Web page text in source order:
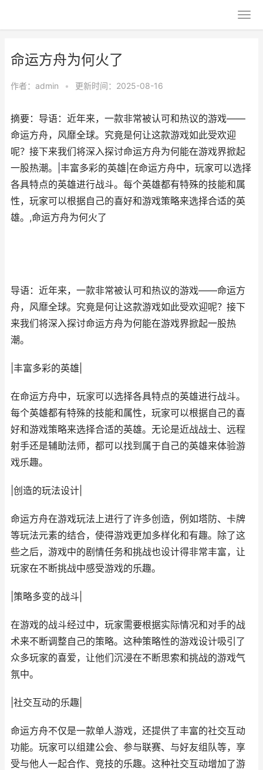
命运方舟为何火了
作者： admin • 更新时间：2025-08-16
摘要：导语：近年来，一款非常被认可和热议的游戏——
命运方舟，风靡全球。究竟是何让这款游戏如此受欢迎
呢？接下来我们将深入探讨命运方舟为何能在游戏界掀起
一股热潮。|丰富多彩的英雄|在命运方舟中，玩家可以选择
各具特点的英雄进行战斗。每个英雄都有特殊的技能和属
性，玩家可以根据自己的喜好和游戏策略来选择合适的英
雄。,命运方舟为何火了
导语：近年来，一款非常被认可和热议的游戏——命运方
舟，风靡全球。究竟是何让这款游戏如此受欢迎呢？接下
来我们将深入探讨命运方舟为何能在游戏界掀起一股热
潮。
|丰富多彩的英雄|
在命运方舟中，玩家可以选择各具特点的英雄进行战斗。
每个英雄都有特殊的技能和属性，玩家可以根据自己的喜
好和游戏策略来选择合适的英雄。无论是近战战士、远程
射手还是辅助法师，都可以找到属于自己的英雄来体验游
戏乐趣。
|创造的玩法设计|
命运方舟在游戏玩法上进行了许多创造，例如塔防、卡牌
等玩法元素的结合，使得游戏更加多样化和有趣。除了这
些之后，游戏中的剧情任务和挑战也设计得非常丰富，让
玩家在不断挑战中感受游戏的乐趣。
|策略多变的战斗|
在游戏的战斗经过中，玩家需要根据实际情况和对手的战
术来不断调整自己的策略。这种策略性的游戏设计吸引了
众多玩家的喜爱，让他们沉浸在不断思索和挑战的游戏气
氛中。
|社交互动的乐趣|
命运方舟不仅是一款单人游戏，还提供了丰富的社交互动
功能。玩家可以组建公会、参与联赛、与好友组队等，享
受与他人一起合作、竞技的乐趣。这种社交互动增加了游